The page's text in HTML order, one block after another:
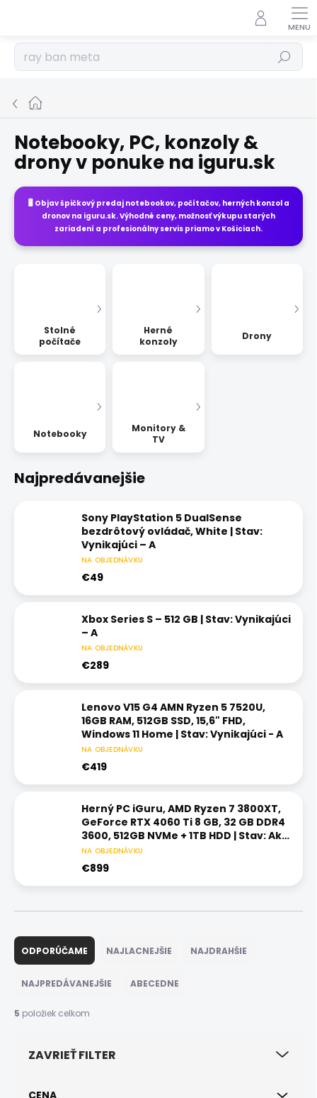
Hľadať
Domov
Notebooky, PC, konzoly &
drony v ponuke na iguru.sk
🖥️ Objav špičkový predaj notebookov, počítačov, herných konzol a
dronov na iguru.sk. Výhodné ceny, možnosť výkupu starých
zariadení a profesionálny servis priamo v Košiciach.
Stolné
počítače
Herné
konzoly
Drony
Notebooky
Monitory &
TV
Najpredávanejšie
Sony PlayStation 5 DualSense
bezdrôtový ovládač, White | Stav:
Vynikajúci – A
NA OBJEDNÁVKU
€49
Xbox Series S – 512 GB | Stav: Vynikajúci
– A
NA OBJEDNÁVKU
€289
Lenovo V15 G4 AMN Ryzen 5 7520U,
16GB RAM, 512GB SSD, 15,6" FHD,
Windows 11 Home | Stav: Vynikajúci - A
NA OBJEDNÁVKU
€419
Herný PC iGuru, AMD Ryzen 7 3800XT,
GeForce RTX 4060 Ti 8 GB, 32 GB DDR4
3600, 512GB NVMe + 1TB HDD | Stav: Ako
nový – A+
NA OBJEDNÁVKU
€899
R
a
d
i
ODPORÚČAME NAJLACNEJŠIE NAJDRAHŠIE
NAJPREDÁVANEJŠIE ABECEDNE
5 položiek celkom
ZAVRIEŤ FILTER